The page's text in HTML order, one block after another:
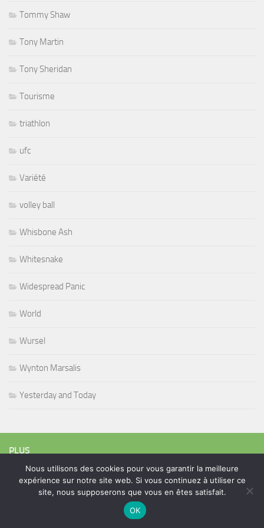
Tommy Shaw
Tony Martin
Tony Sheridan
Tourisme
triathlon
ufc
Variété
volley ball
Whisbone Ash
Whitesnake
Widespread Panic
World
Wursel
Wynton Marsalis
Yesterday and Today
PLUS
Rechercher :
Nous utilisons des cookies pour vous garantir la meilleure
expérience sur notre site web. Si vous continuez à utiliser ce
site, nous supposerons que vous en êtes satisfait.
OK